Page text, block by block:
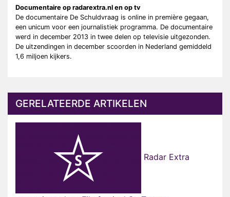
Documentaire op radarextra.nl en op tv
De documentaire De Schuldvraag is online in première gegaan,
een unicum voor een journalistiek programma. De documentaire
werd in december 2013 in twee delen op televisie uitgezonden.
De uitzendingen in december scoorden in Nederland gemiddeld
1,6 miljoen kijkers.
GERELATEERDE ARTIKELEN
Radar Extra